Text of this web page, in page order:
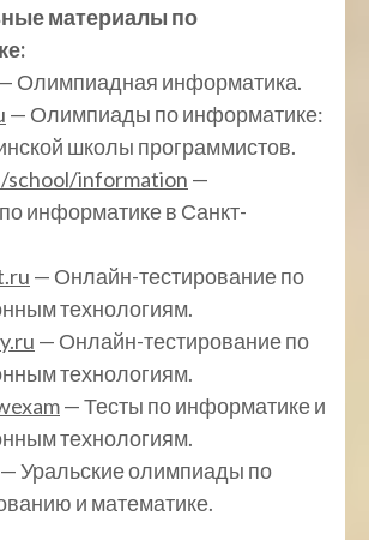
материалы по
Олимпиадная информатика.
— Олимпиады по информатике:
школы программистов.
school/information —
информатике в Санкт-
— Онлайн-тестирование по
технологиям.
— Онлайн-тестирование по
технологиям.
— Тесты по информатике и
технологиям.
— Уральские олимпиады по
и математике.